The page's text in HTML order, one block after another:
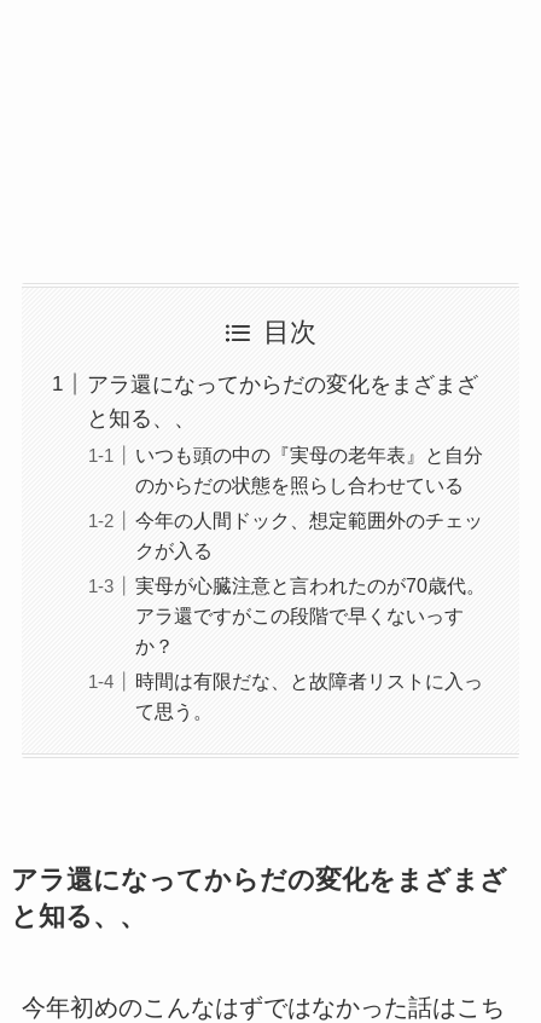
目次
アラ還になってからだの変化をまざまざ
と知る、、
いつも頭の中の『実母の老年表』と自分
のからだの状態を照らし合わせている
今年の人間ドック、想定範囲外のチェッ
クが入る
実母が心臓注意と言われたのが70歳代。
アラ還ですがこの段階で早くないっす
か？
時間は有限だな、と故障者リストに入っ
て思う。
アラ還になってからだの変化をまざまざ
と知る、、
今年初めのこんなはずではなかった話はこち